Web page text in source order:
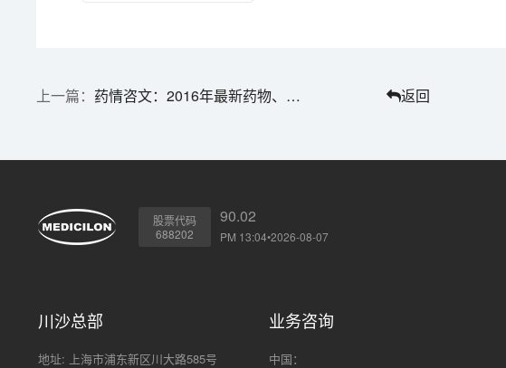
药情咨文：2016年最新药物、药靶统计 返回
股票代码
688202
90.02
PM 13:04•2026-08-07
川沙总部
地址: 上海市浦东新区川大路585号
业务咨询
中国：